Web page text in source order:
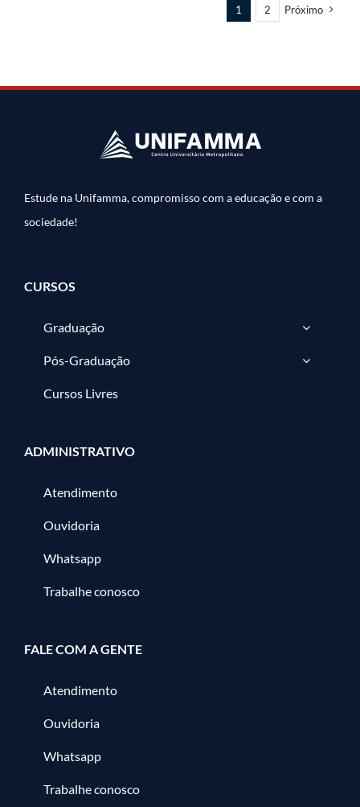
1 2 Próximo
Estude na Unifamma, compromisso com a educação e com a
sociedade!
CURSOS
Graduação
Pós-Graduação
Cursos Livres
ADMINISTRATIVO
Atendimento
Ouvidoria
Whatsapp
Trabalhe conosco
FALE COM A GENTE
Atendimento
Ouvidoria
Whatsapp
Trabalhe conosco